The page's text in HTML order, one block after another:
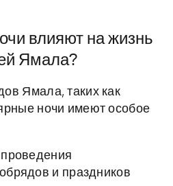
влияют на жизнь
Ямала?
Ямала, таких как
ночи имеют особое
и праздников